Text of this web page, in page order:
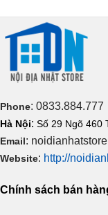
Phone: 0833.884.777
Hà Nội: Số 29 Ngõ 460
Email:
Website: http://
Chính sách bán